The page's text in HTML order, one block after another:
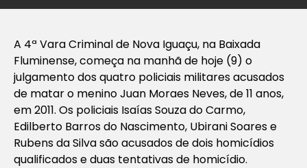
A 4ª Vara Criminal de Nova Iguaçu, na Baixada
Fluminense, começa na manhã de hoje (9) o
julgamento dos quatro policiais militares acusados
de matar o menino Juan Moraes Neves, de 11 anos,
em 2011. Os policiais Isaías Souza do Carmo,
Edilberto Barros do Nascimento, Ubirani Soares e
Rubens da Silva são acusados de dois homicídios
qualificados e duas tentativas de homicídio.